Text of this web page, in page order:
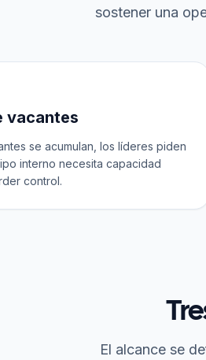
sostener una
vacantes
se acumulan, los líderes piden
interno necesita capacidad
control.
El alcance se